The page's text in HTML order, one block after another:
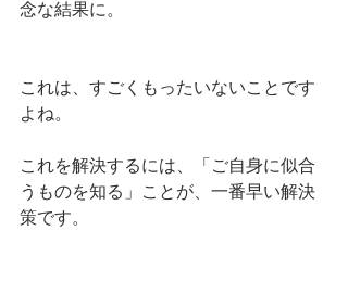
念な結果に。
これは、すごくもったいないことです
よね。
これを解決するには、「ご自身に似合
うものを知る」ことが、一番早い解決
策です。